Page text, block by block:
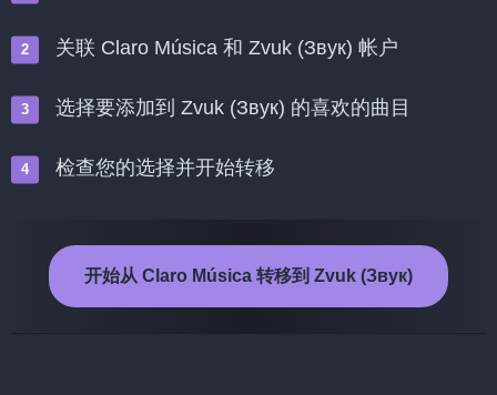
关联 Claro Música 和 Zvuk (Звук) 帐户
选择要添加到 Zvuk (Звук) 的喜欢的曲目
检查您的选择并开始转移
开始从 Claro Música 转移到 Zvuk (Звук)